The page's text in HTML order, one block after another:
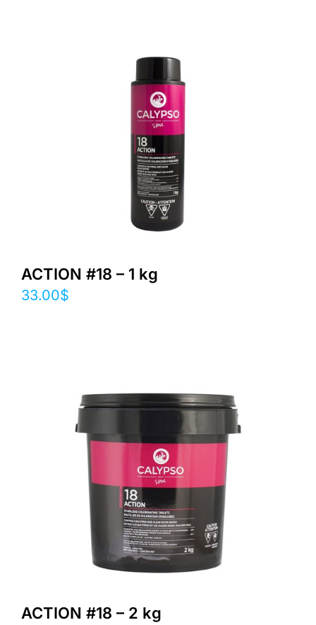
ACTION #18 – 1 kg
33.00$
ACTION #18 – 2 kg